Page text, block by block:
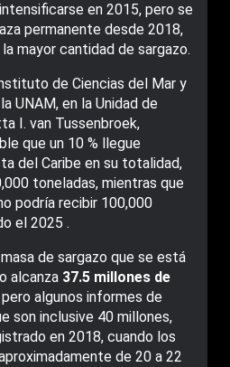
en 2015, pero se
permanente desde 2018,
mayor cantidad de sargazo.
de Ciencias del Mar y
UNAM, en la Unidad de
I. van Tussenbroek,
que un 10 % llegue
del Caribe en su totalidad,
toneladas, mientras que
podría recibir 100,000
el 2025 .
de sargazo que se está
alcanza 37.5 millones de
pero algunos informes de
son inclusive 40 millones,
en 2018, cuando los
de 20 a 22